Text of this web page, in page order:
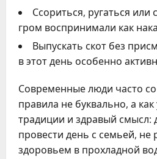
Ссориться, ругаться
гром воспринимали как
Выпускать скот без
в этот день особенно
Современные люди часто
правила не буквально, а
традиции и здравый смысл:
провести день с семьей, не
здоровьем в прохладной